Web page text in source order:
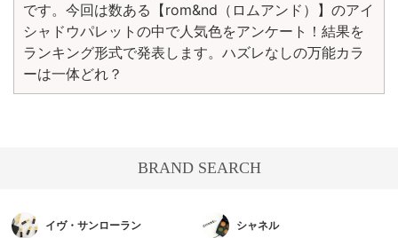
です。今回は数ある【rom&nd（ロムアンド）】のアイ
シャドウパレットの中で人気色をアンケート！結果を
ランキング形式で発表します。ハズレなしの万能カラ
ーは一体どれ？
BRAND SEARCH
イヴ・サンローラン シャネル